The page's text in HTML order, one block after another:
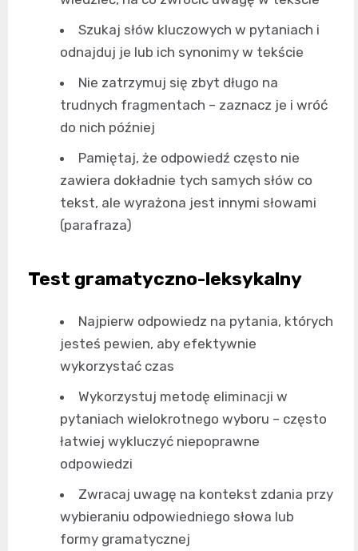
Szukaj słów kluczowych w pytaniach i
odnajduj je lub ich synonimy w tekście
Nie zatrzymuj się zbyt długo na
trudnych fragmentach – zaznacz je i wróć
do nich później
Pamiętaj, że odpowiedź często nie
zawiera dokładnie tych samych słów co
tekst, ale wyrażona jest innymi słowami
(parafraza)
Test gramatyczno-leksykalny
Najpierw odpowiedz na pytania, których
jesteś pewien, aby efektywnie
wykorzystać czas
Wykorzystuj metodę eliminacji w
pytaniach wielokrotnego wyboru – często
łatwiej wykluczyć niepoprawne
odpowiedzi
Zwracaj uwagę na kontekst zdania przy
wybieraniu odpowiedniego słowa lub
formy gramatycznej